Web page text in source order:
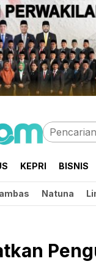
KEPRI BISNIS
Natuna